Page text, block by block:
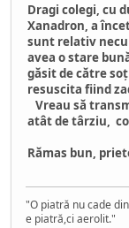
Dragi colegi, cu
Xanadron, a
sunt relativ
avea o stare
găsit de către
resuscita fiind
Vreau să
atât de târziu,
Rămas bun,
"O piatră nu cade
e piatră,ci aerolit."